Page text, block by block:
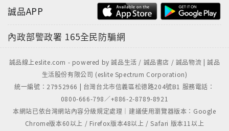
誠品APP
內政部警政署 165全民防騙網
誠品線上eslite.com - powered by 誠品生活 / 誠品書店 / 誠品物流 | 誠品
生活股份有限公司 (eslite Spectrum Corporation)
統一編號：27952966 | 台灣台北市信義區松德路204號B1 服務電話：
0800-666-798／+886-2-8789-8921
本網站已依台灣網站內容分級規定處理｜建議使用瀏覽器版本：Google
Chrome版本60以上 / Firefox版本48以上 / Safari 版本11以上